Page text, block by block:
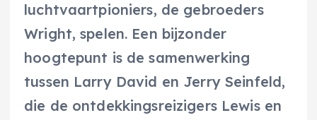
luchtvaartpioniers, de gebroeders
Wright, spelen. Een bijzonder
hoogtepunt is de samenwerking
tussen Larry David en Jerry Seinfeld,
die de ontdekkingsreizigers Lewis en